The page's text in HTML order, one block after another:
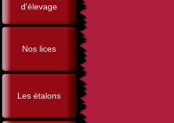
d'élevage
Nos lices
Les étalons